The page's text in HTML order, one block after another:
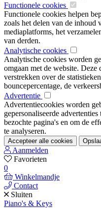
Functionele cookies
Functionele cookies helpen
zoals het delen van de inhoud
mediaplatforms, het
van derden.
Analytische cookies
Analytische cookies worden
omgaan met de website.
verstrekken over de
bouncepercentage, de
Advertentie
Advertentiecookies worden
gepersonaliseerde
bezochte pagina's en om de
te analyseren.
Accepteer alle cookies
Aanmelden
Favorieten
0
Winkelmandje
Contact
Sluiten
Piano's & Keys